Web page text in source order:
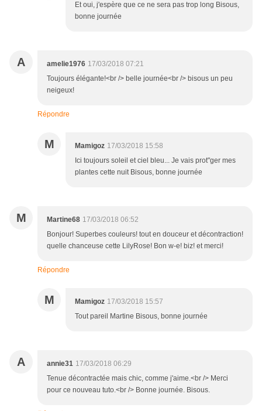
Et oui, j'espère que ce ne sera pas trop long Bisous,
bonne journée
A amelie1976 17/03/2018 07:21
Toujours élégante!<br /> belle journée<br /> bisous un peu
neigeux!
Répondre
M Mamigoz 17/03/2018 15:58
Ici toujours soleil et ciel bleu... Je vais prot"ger mes
plantes cette nuit Bisous, bonne journée
M Martine68 17/03/2018 06:52
Bonjour! Superbes couleurs! tout en douceur et décontraction!
quelle chanceuse cette LilyRose! Bon w-e! biz! et merci!
Répondre
M Mamigoz 17/03/2018 15:57
Tout pareil Martine Bisous, bonne journée
A annie31 17/03/2018 06:29
Tenue décontractée mais chic, comme j'aime.<br /> Merci
pour ce nouveau tuto.<br /> Bonne journée. Bisous.